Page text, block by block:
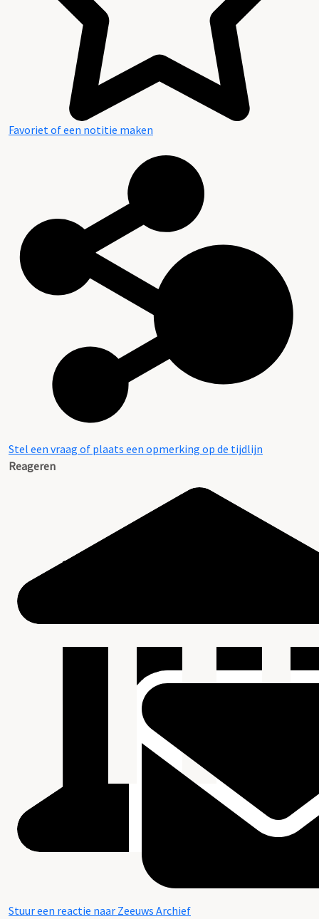
Favoriet of een notitie maken
Stel een vraag of plaats een opmerking op de tijdlijn
Reageren
Stuur een reactie naar Zeeuws Archief